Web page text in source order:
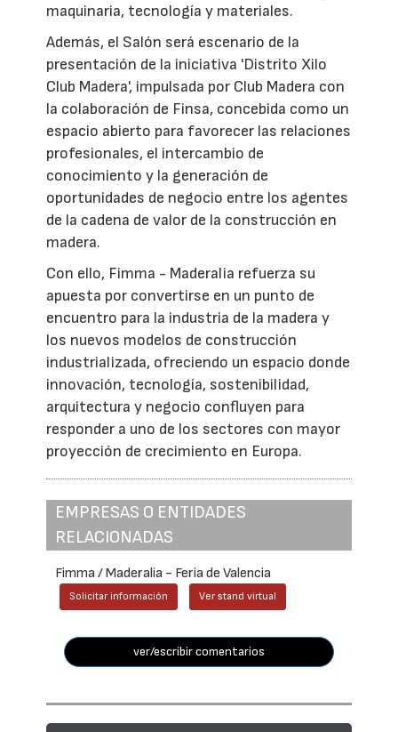
maquinaria, tecnología y materiales.
Además, el Salón será escenario de la
presentación de la iniciativa 'Distrito Xilo
Club Madera', impulsada por Club Madera con
la colaboración de Finsa, concebida como un
espacio abierto para favorecer las relaciones
profesionales, el intercambio de
conocimiento y la generación de
oportunidades de negocio entre los agentes
de la cadena de valor de la construcción en
madera.
Con ello, Fimma - Maderalia refuerza su
apuesta por convertirse en un punto de
encuentro para la industria de la madera y
los nuevos modelos de construcción
industrializada, ofreciendo un espacio donde
innovación, tecnología, sostenibilidad,
arquitectura y negocio confluyen para
responder a uno de los sectores con mayor
proyección de crecimiento en Europa.
EMPRESAS O ENTIDADES
RELACIONADAS
Fimma / Maderalia - Feria de Valencia
Solicitar información Ver stand virtual
ver/escribir comentarios